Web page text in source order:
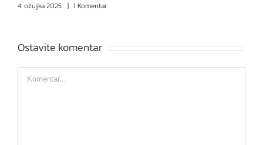
4. ožujka 2025. | 1 Komentar
Ostavite komentar
Comment